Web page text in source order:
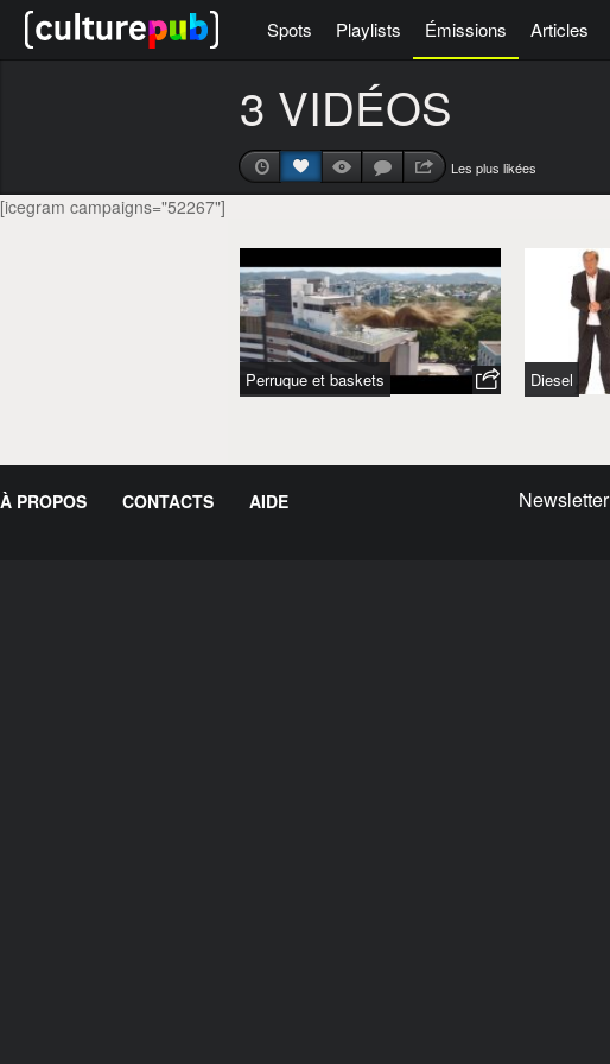
Spots Playlists Émissions Articles
3 VIDÉOS
Les plus likées
[icegram campaigns="52267"]
Perruque et baskets Diesel
À PROPOS CONTACTS AIDE Newsletter